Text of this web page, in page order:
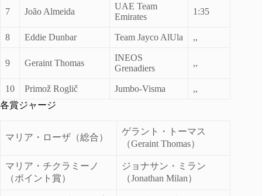
7 João Almeida
UAE Team
Emirates
1:35
8 Eddie Dunbar Team Jayco AlUla ,,
9 Geraint Thomas
INEOS
Grenadiers
,,
10 Primož Roglič Jumbo-Visma
,,
各賞ジャージ
マリア・ローザ（総合）
ゲラント・トーマス
（Geraint Thomas）
マリア・チクラミーノ
（ポイント賞）
ジョナサン・ミラン
（Jonathan Milan）